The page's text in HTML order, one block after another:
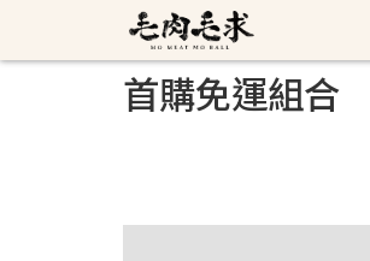
首購免運組合